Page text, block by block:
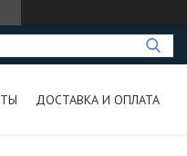
ДОСТАВКА И ОПЛАТА